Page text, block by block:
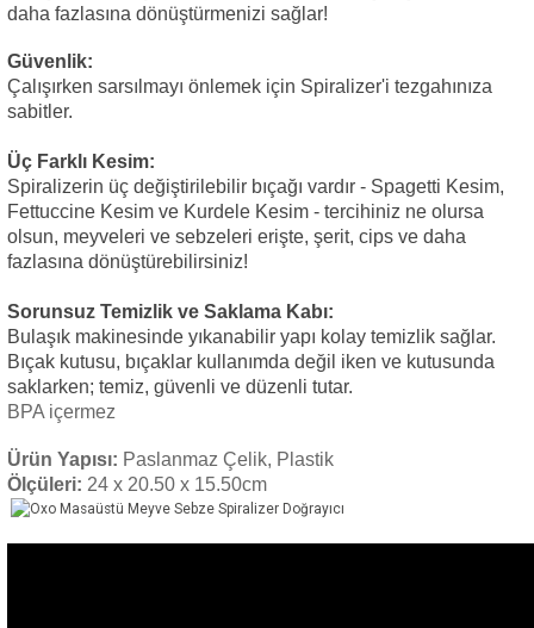
daha fazlasına dönüştürmenizi sağlar!
Güvenlik:
Çalışırken sarsılmayı önlemek için Spiralizer'i tezgahınıza
sabitler.
Üç Farklı Kesim:
Spiralizerin üç değiştirilebilir bıçağı vardır - Spagetti Kesim,
Fettuccine Kesim ve Kurdele Kesim - tercihiniz ne olursa
olsun, meyveleri ve sebzeleri erişte, şerit, cips ve daha
fazlasına dönüştürebilirsiniz!
Sorunsuz Temizlik ve Saklama Kabı:
Bulaşık makinesinde yıkanabilir yapı kolay temizlik sağlar.
Bıçak kutusu, bıçaklar kullanımda değil iken ve kutusunda
saklarken; temiz, güvenli ve düzenli tutar.
BPA içermez
Ürün Yapısı: Paslanmaz Çelik, Plastik
Ölçüleri: 24 x 20.50 x 15.50cm